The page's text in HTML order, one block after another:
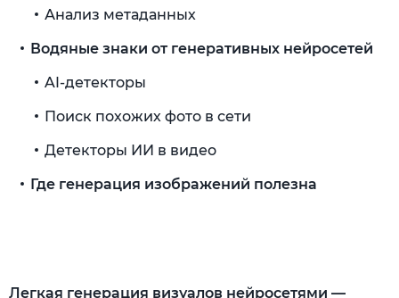
Легкая генерация визуалов нейросетями —
Анализ метаданных
Водяные знаки от генеративных нейросетей
AI-детекторы
Поиск похожих фото в сети
Детекторы ИИ в видео
Где генерация изображений полезна